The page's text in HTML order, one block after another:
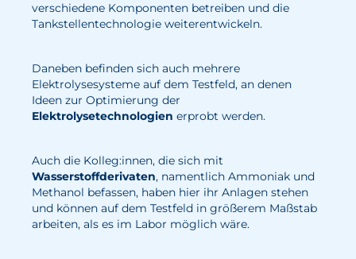
Elektrolyse
Entwicklung
Herstellungsverfahren
Beratung und Studien
Modellierung & Simulation
Karriere
verschiedene Komponenten betreiben und die
Tankstellentechnologie weiterentwickeln.
Daneben befinden sich auch mehrere
Elektrolysesysteme auf dem Testfeld, an denen
Ideen zur Optimierung der
Elektrolysetechnologien erprobt werden.
Auch die Kolleg:innen, die sich mit
Wasserstoffderivaten, namentlich Ammoniak und
Methanol befassen, haben hier ihr Anlagen stehen
und können auf dem Testfeld in größerem Maßstab
arbeiten, als es im Labor möglich wäre.